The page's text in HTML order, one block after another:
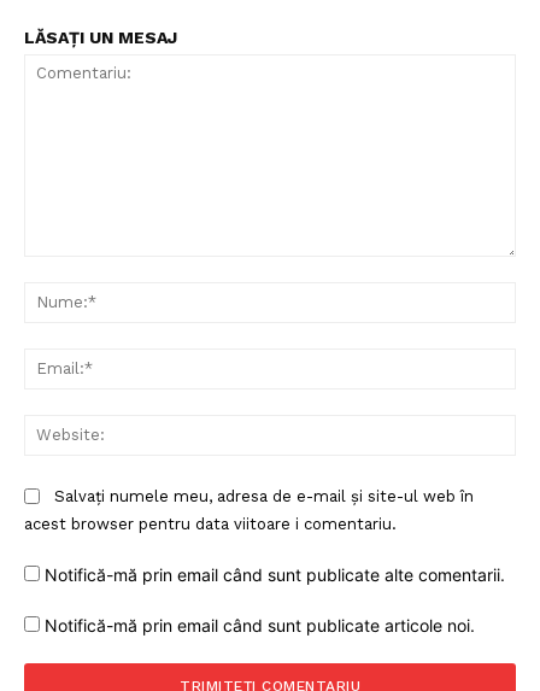
PRESShub
Despre noi / Echipa
LĂSAȚI UN MESAJ
Salvați numele meu, adresa de e-mail și site-ul web în
acest browser pentru data viitoare i comentariu.
Notifică-mă prin email când sunt publicate alte comentarii.
Notifică-mă prin email când sunt publicate articole noi.